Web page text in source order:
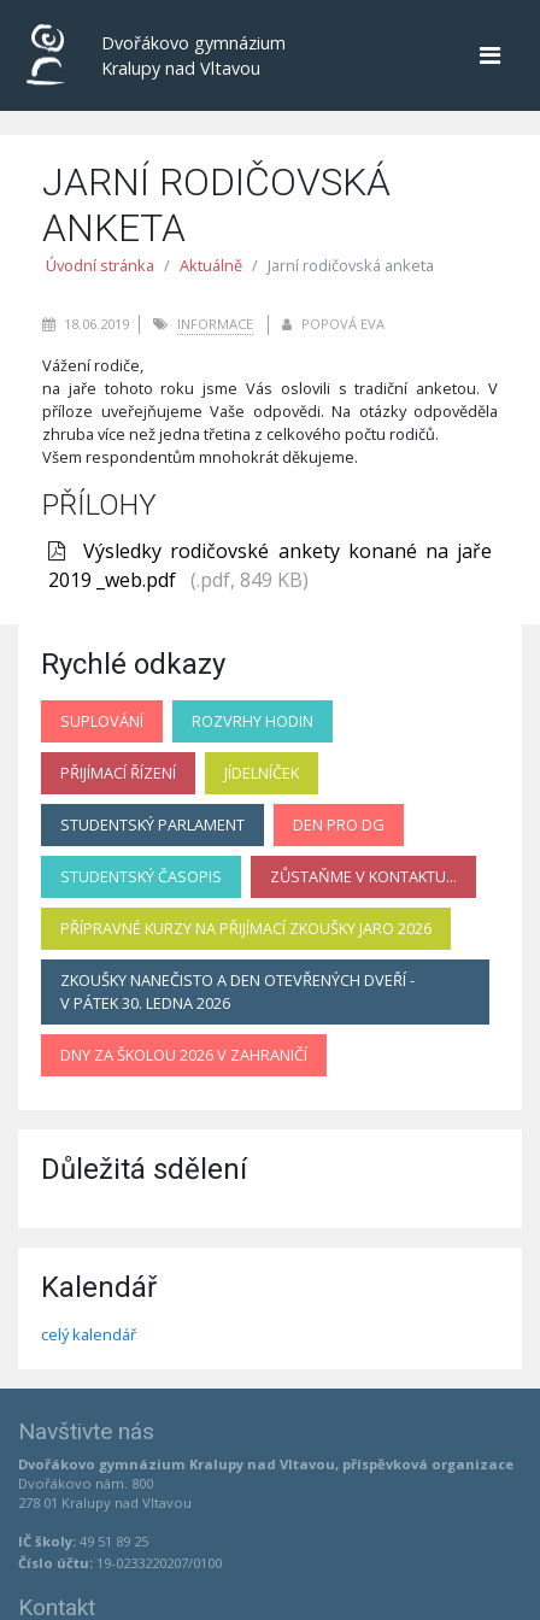
Dvořákovo gymnázium
Kralupy nad Vltavou
JARNÍ RODIČOVSKÁ
ANKETA
Úvodní stránka Aktuálně Jarní rodičovská anketa
18.06.2019 INFORMACE POPOVÁ EVA
Vážení rodiče,
na jaře tohoto roku jsme Vás oslovili s tradiční anketou. V
příloze uveřejňujeme Vaše odpovědi. Na otázky odpověděla
zhruba více než jedna třetina z celkového počtu rodičů.
Všem respondentům mnohokrát děkujeme.
PŘÍLOHY
Výsledky rodičovské ankety konané na jaře
2019 _web.pdf (.pdf, 849 KB)
Rychlé odkazy
SUPLOVÁNÍ ROZVRHY HODIN
PŘIJÍMACÍ ŘÍZENÍ JÍDELNÍČEK
STUDENTSKÝ PARLAMENT DEN PRO DG
STUDENTSKÝ ČASOPIS ZŮSTAŇME V KONTAKTU...
PŘÍPRAVNÉ KURZY NA PŘIJÍMACÍ ZKOUŠKY JARO 2026
ZKOUŠKY NANEČISTO A DEN OTEVŘENÝCH DVEŘÍ -
V PÁTEK 30. LEDNA 2026
DNY ZA ŠKOLOU 2026 V ZAHRANIČÍ
Důležitá sdělení
Kalendář
celý kalendář
Navštivte nás
Dvořákovo gymnázium Kralupy nad Vltavou, příspěvková organizace
Dvořákovo nám. 800
278 01 Kralupy nad Vltavou
IČ školy: 49 51 89 25
Číslo účtu: 19-0233220207/0100
Kontakt